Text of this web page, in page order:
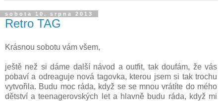
sobota 10. srpna 2013
Retro TAG
Krásnou sobotu vám všem,
ještě než si dáme další návod a outfit, tak doufám, že vás
pobaví a odreaguje nová tagovka, kterou jsem si tak trochu
vytvořila. Budu moc ráda, když se se mnou vrátíte do mého
dětství a teenagerovských let a hlavně budu ráda, když mi